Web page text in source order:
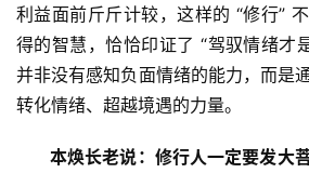
心
乐
菩
利益面前斤斤计较，这样的 “修行”
得的智慧，恰恰印证了 “驾驭情绪才
并非没有感知负面情绪的能力，而是
转化情绪、超越境遇的力量。
本焕长老说：修行人一定要发大